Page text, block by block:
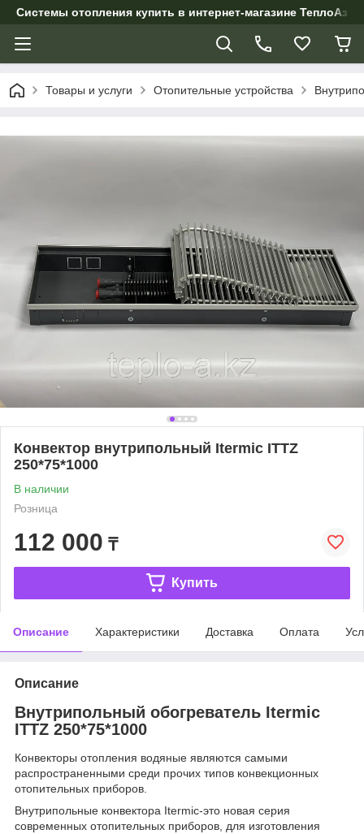
Системы отопления купить в интернет-магазине ТеплоАзии
Товары и услуги Отопительные устройства
Конвектор внутрипольный Itermic ITTZ
250*75*1000
В наличии
Розница
112 000 ₸
Купить
Описание Характеристики Доставка Оплата
Описание
Внутрипольный обогреватель Itermic
ITTZ 250*75*1000
Конвекторы отопления водяные являются самыми
распространенными среди прочих типов конвекционных
отопительных приборов.
Внутрипольные конвектора Itermic-это новая серия
современных отопительных приборов, для изготовления